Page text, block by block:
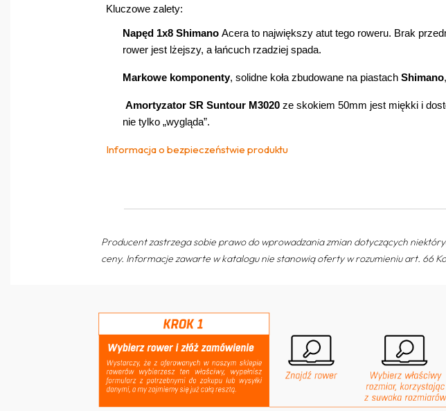
Kluczowe zalety:
Napęd 1x8 Shimano Acera to największy atut tego roweru. Brak
rower jest lżejszy, a łańcuch rzadziej spada.
Markowe komponenty, sol idne koła zbudowane na piastach Shimano
Amortyzator SR Suntour M3020 ze skokiem 50mm jest miękki i do
nie tylko „wygląda”.
Informacja o bezpieczeństwie produktu
Producent zastrzega sobie prawo do wprowadzania zmian dotyczących
ceny. Informacje zawarte w katalogu nie stanowią oferty w rozumieniu art. 66